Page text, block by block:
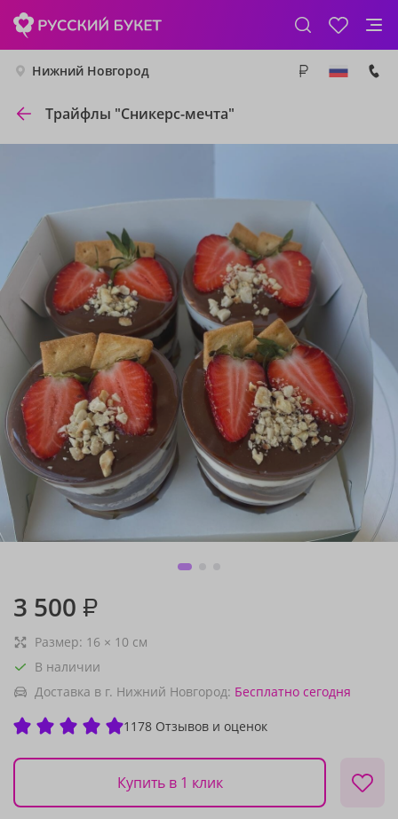
Нижний Новгород
Трайфлы "Сникерс-мечта"
3 500 ₽
Размер: 16 × 10 см
В наличии
Доставка в г. Нижний Новгород: Бесплатно сегодня
1178 Отзывов и оценок
Купить в 1 клик